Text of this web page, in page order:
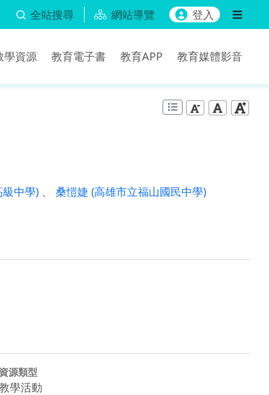
全站搜尋 網站導覽 登入
學資源 教育電子書 教育APP 教育媒體影音
中學) 、 桑愷婕 (高雄市立福山國民中學)
資源類型
學活動